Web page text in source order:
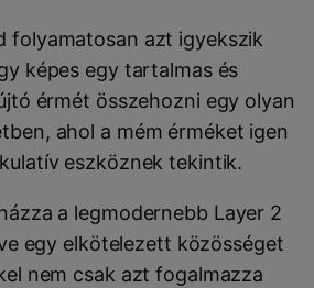
folyamatosan azt igyekszik
képes egy tartalmas és
érmét összehozni egy olyan
ahol a mém érméket igen
eszköznek tekintik.
a legmodernebb Layer 2
egy elkötelezett közösséget
nem csak azt fogalmazza